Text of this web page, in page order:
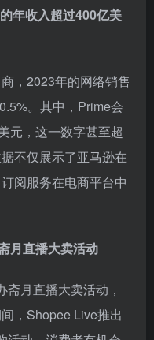
年收入超过400亿美
，2023年的网络销售
。其中，Prime会
元，这一数字甚至超
不仅展示了亚马逊在
阅服务在电商平台中
月直播大卖活动
月直播大卖活动，
，Shopee Live推出